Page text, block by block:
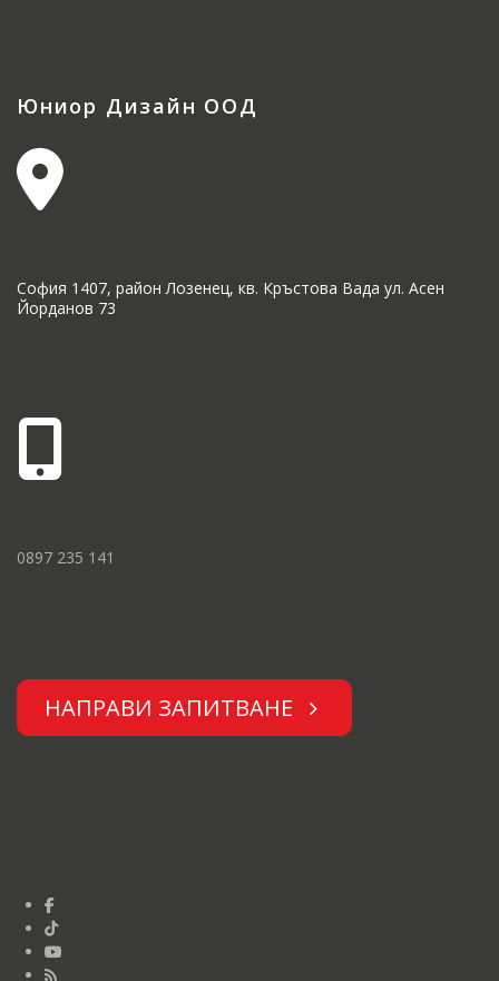
Юниор Дизайн ООД
София 1407, район Лозенец, кв. Кръстова Вада ул. Асен
Йорданов 73
0897 235 141
НАПРАВИ ЗАПИТВАНЕ